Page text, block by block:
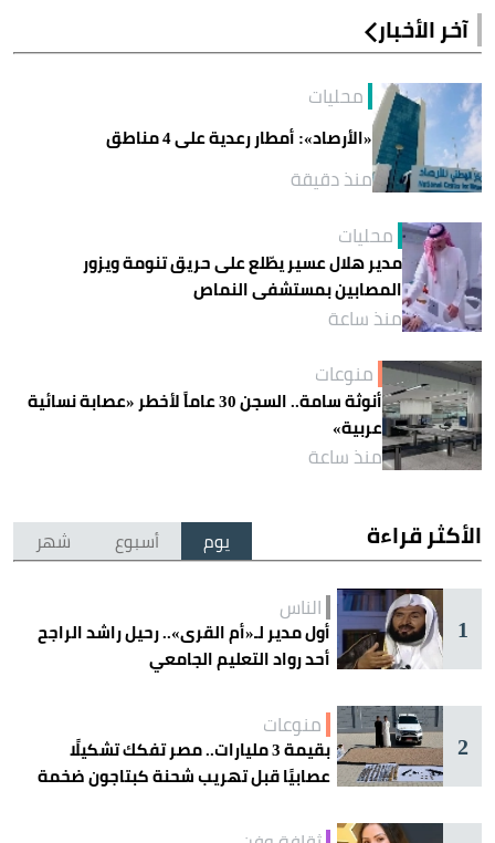
آخر الأخبار
محليات
«الأرصاد»: أمطار رعدية على 4 مناطق
منذ دقيقة
محليات
مدير هلال عسير يطّلع على حريق تنومة ويزور
المصابين بمستشفى النماص
منذ ساعة
منوعات
أنوثة سامة.. السجن 30 عاماً لأخطر «عصابة نسائية
عربية»
منذ ساعة
الأكثر قراءة يوم أسبوع شهر
1
الناس
أول مدير لـ«أم القرى».. رحيل راشد الراجح
أحد رواد التعليم الجامعي
2
منوعات
بقيمة 3 مليارات.. مصر تفكك تشكيلًا
عصابيًا قبل تهريب شحنة كبتاجون ضخمة